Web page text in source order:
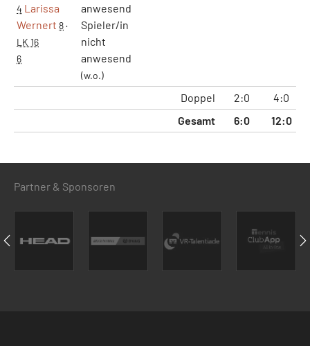
4 Larissa
Wernert 8·
LK 16
6
anwesend
Spieler/in
nicht
anwesend
(w.o.)
Doppel 2:0 4:0
Gesamt
6:0 12:0
Partner & Sponsoren